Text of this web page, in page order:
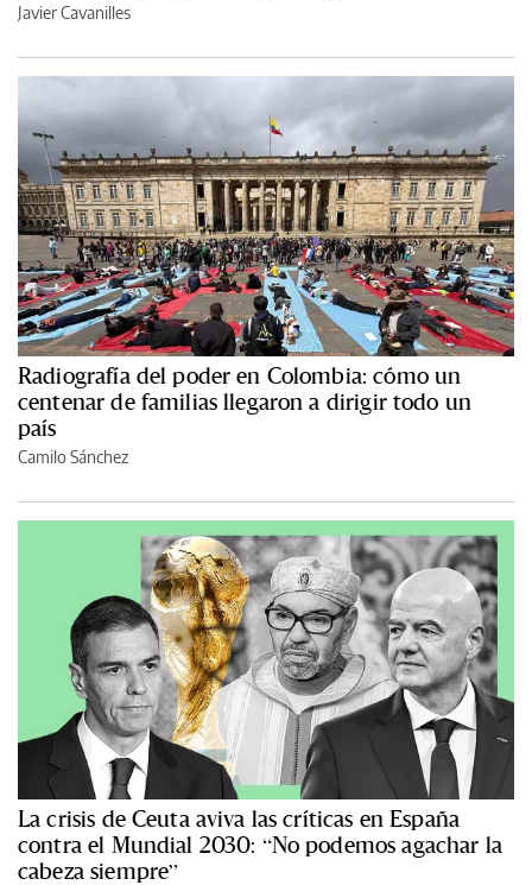
Javier Cavanilles
Radiografía del poder en Colombia: cómo un
centenar de familias llegaron a dirigir todo un
país
Camilo Sánchez
La crisis de Ceuta aviva las críticas en España
contra el Mundial 2030: “No podemos agachar la
cabeza siempre”